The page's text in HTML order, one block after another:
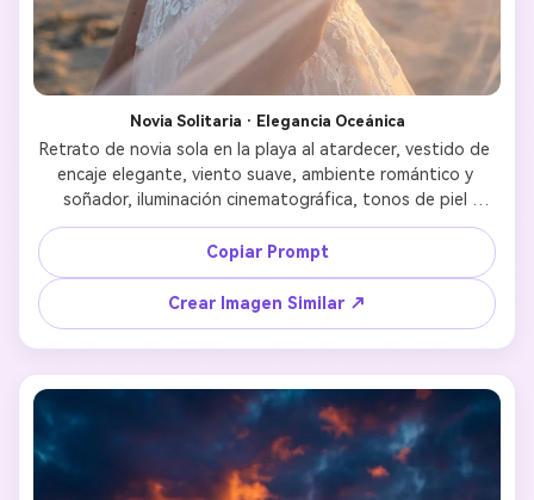
Novia Solitaria · Elegancia Oceánica
Retrato de novia sola en la playa al atardecer, vestido de
encaje elegante, viento suave, ambiente romántico y
soñador, iluminación cinematográfica, tonos de piel
realistas, estilo editorial de boda de moda
Copiar Prompt
Crear Imagen Similar ↗